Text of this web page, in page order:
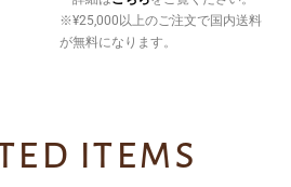
※¥25,000以上のご注文で国内送料
が無料になります。
items